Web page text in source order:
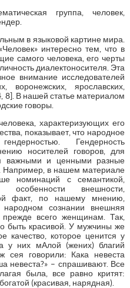
группа, человек,
в языковой картине мира.
интересно тем, что в
самого человека, его черты
диалектоносителя. Эта
внимание исследователей
воронежских, ярославских,
8]. В нашей статье материалом
говоры.
характеризующих его
показывает, что народное
Гендерность
носителей говоров, для
важными и ценными разные
Например, в нашем материале
номинаций с семантикой,
особенности внешности,
факт, по нашему мнению,
сознании внешняя
прежде всего женщинам. Так,
быть красивой. У мужчины же
качество, которое ценится у
у них мАлой (жених) благий
сея говорили: Кака невеста
невеста?» – спрашивают. Все
была, все равно критят:
(красивая, нарядная).